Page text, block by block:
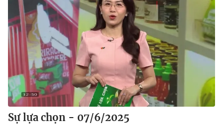
Sự lựa chọn - 07/6/2025